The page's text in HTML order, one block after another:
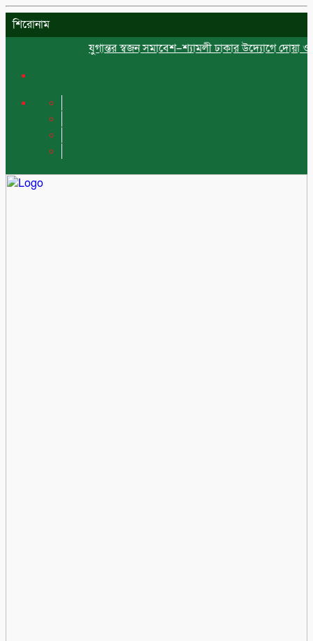
শিরোনাম
যুগান্তর স্বজন সমাবেশ–শ্যামলী ঢাকার উদ্যোগে দোয়া ও